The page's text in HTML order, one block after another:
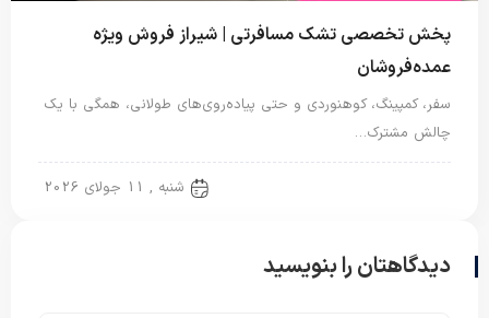
پخش تخصصی تشک مسافرتی | شیراز فروش ویژه
عمده‌فروشان
سفر، کمپینگ، کوهنوردی و حتی پیاده‌روی‌های طولانی، همگی با یک
چالش مشترک…
شنبه , 11 جولای 2026
دیدگاهتان را بنویسید